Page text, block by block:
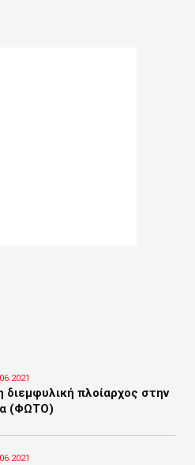
πλοίαρχος στην
(ΦΩΤΟ)